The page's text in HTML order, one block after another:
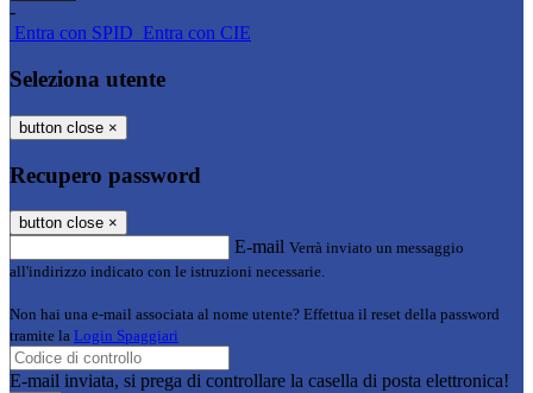
-
Entra con SPID Entra con CIE
Seleziona utente
button close ×
Recupero password
button close ×
E-mail Verrà inviato un messaggio
all'indirizzo indicato con le istruzioni necessarie.
Non hai una e-mail associata al nome utente? Effettua il reset della password
tramite la Login Spaggiari
E-mail inviata, si prega di controllare la casella di posta elettronica!